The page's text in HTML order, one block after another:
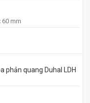
60 mm
phản quang Duhal LDH